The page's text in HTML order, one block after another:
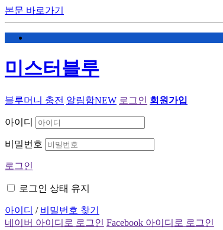
본문 바로가기
미스터블루
블루머니 충전 알림함NEW 로그인 회원가입
아이디
비밀번호
로그인
로그인 상태 유지
아이디 / 비밀번호 찾기
네이버 아이디로 로그인 Facebook 아이디로 로그인